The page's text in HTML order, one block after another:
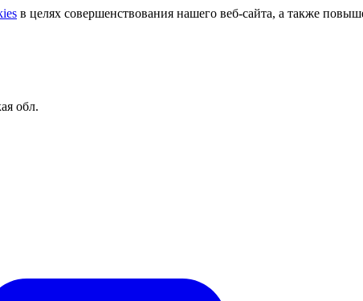
в целях совершенствования нашего веб-сайта, а также
обл.